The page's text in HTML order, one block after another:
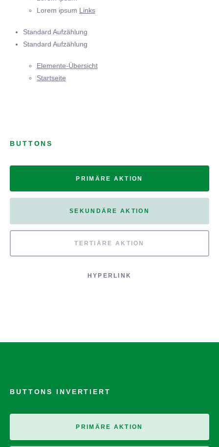
Lorem ipsum Links
Standard Aufzählung
Standard Aufzählung
Elemente-Übersicht
Startseite
BUTTONS
PRIMÄRE AKTION
SEKUNDÄRE AKTION
TERTIÄRE AKTION
HYPERLINK
BUTTONS INVERTIERT
PRIMÄRE AKTION